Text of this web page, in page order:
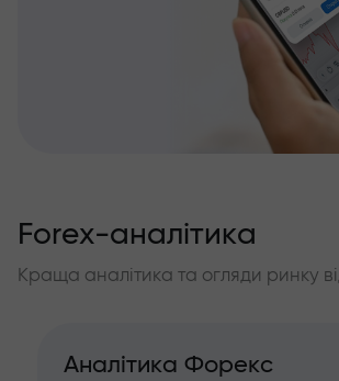
Forex-аналітика
Краща аналітика та огляди ринку
Аналітика Форекс